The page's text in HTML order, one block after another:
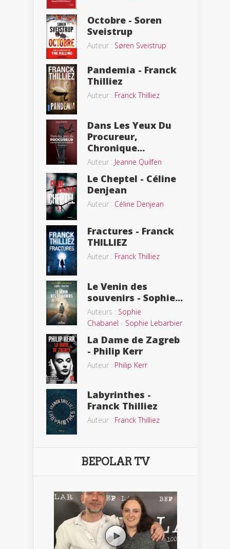
Octobre - Soren
Sveistrup
Auteur : Søren Sveistrup
Pandemia - Franck
Thilliez
Auteur : Franck Thilliez
Dans Les Yeux Du
Procureur,
Chronique...
Auteur : Jeanne Quilfen
Le Cheptel - Céline
Denjean
Auteur : Céline Denjean
Fractures - Franck
THILLIEZ
Auteur : Franck Thilliez
Le Venin des
souvenirs - Sophie...
Auteurs : Sophie
Chabanel - Sophie Lebarbier
La Dame de Zagreb
- Philip Kerr
Auteur : Philip Kerr
Labyrinthes -
Franck Thilliez
Auteur : Franck Thilliez
BEPOLAR TV